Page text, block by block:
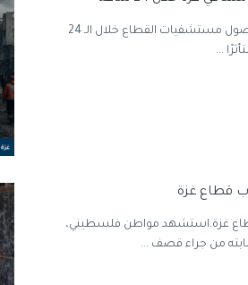
أفادت وزارة الصحة في غزة يوم السبت، بوصول مستشفيات القطاع خلال الـ 24
قطاع غزة
غزة.استشهد مواطن فلسطيني،